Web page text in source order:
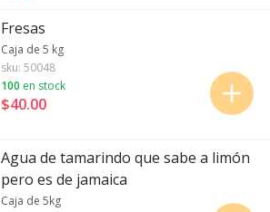
Fresas
Caja de 5 kg
sku: 50048
100 en stock
$40.00
Agua de tamarindo que sabe a limón
pero es de jamaica
Caja de 5kg